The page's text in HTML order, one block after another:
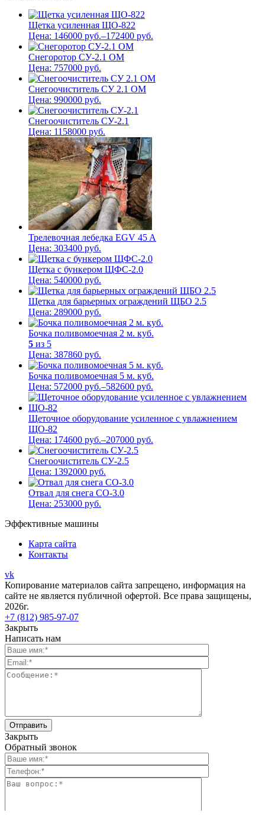
Щетка усиленная ЩО-822
Цена: 146000 руб.–172400 руб.
Снегоротор СУ-2.1 ОМ
Цена: 757000 руб.
Снегоочиститель СУ 2.1 ОМ
Цена: 990000 руб.
Снегоочиститель СУ-2.1
Цена: 1158000 руб.
Трелевочная лебедка EGV 45 A
Цена: 303400 руб.
Щетка с бункером ЩФС-2.0
Цена: 540000 руб.
Щетка для барьерных ограждений ЩБО 2.5
Цена: 289000 руб.
Бочка поливомоечная 2 м. куб.
5 из 5
Цена: 387860 руб.
Бочка поливомоечная 5 м. куб.
Цена: 572000 руб.–582600 руб.
Щеточное оборудование усиленное с увлажнением
ЩО-82
Цена: 174600 руб.–207000 руб.
Снегоочиститель СУ-2.5
Цена: 1392000 руб.
Отвал для снега СО-3.0
Цена: 253000 руб.
Эффективные машины
Карта сайта
Контакты
vk
Копирование материалов сайта запрещено, информация на
сайте не является публичной офертой. Все права защищены,
2026г.
+7 (812) 985-97-07
Закрыть
Написать нам
Закрыть
Обратный звонок